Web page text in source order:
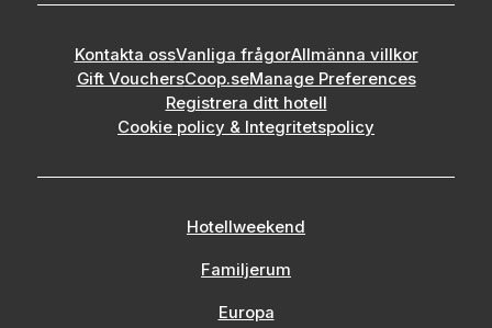
Kontakta ossVanliga frågorAllmänna villkor
Gift VouchersCoop.seManage Preferences
Registrera ditt hotell
Cookie policy & Integritetspolicy
Hotellweekend
Familjerum
Europa